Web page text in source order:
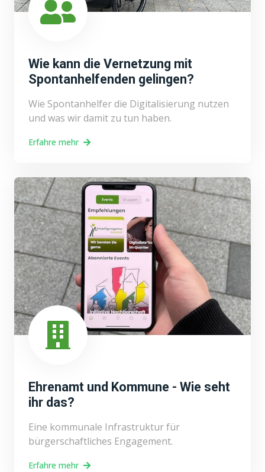
Wie kann die Vernetzung mit
Spontanhelfenden gelingen?
Wie Spontanhelfer die Digitalisierung nutzen
und was wir damit zu tun haben.
Erfahre mehr
Ehrenamt und Kommune - Wie seht
ihr das?
Eine kommunale Infrastruktur für
bürgerschaftliches Engagement.
Erfahre mehr